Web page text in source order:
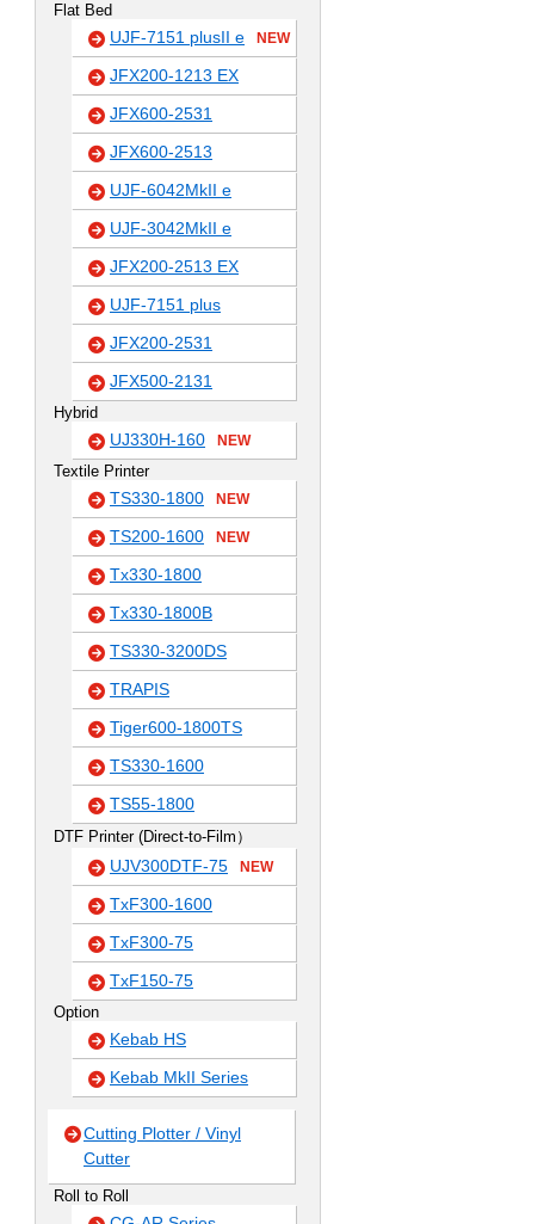
Flat Bed
UJF-7151 plusII e NEW
JFX200-1213 EX
JFX600-2531
JFX600-2513
UJF-6042MkII e
UJF-3042MkII e
JFX200-2513 EX
UJF-7151 plus
JFX200-2531
JFX500-2131
Hybrid
UJ330H-160 NEW
Textile Printer
TS330-1800 NEW
TS200-1600 NEW
Tx330-1800
Tx330-1800B
TS330-3200DS
TRAPIS
Tiger600-1800TS
TS330-1600
TS55-1800
DTF Printer (Direct-to-Film）
UJV300DTF-75 NEW
TxF300-1600
TxF300-75
TxF150-75
Option
Kebab HS
Kebab MkII Series
Cutting Plotter / Vinyl
Cutter
Roll to Roll